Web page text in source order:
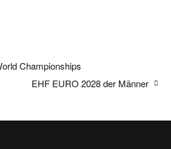
Championships
EHF EURO 2028 der Männer